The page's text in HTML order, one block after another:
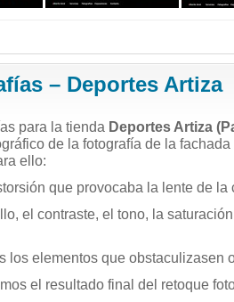
– Deportes Artiza
para la tienda Deportes Artiza
de la fotografía de la
ello:
que provocaba la lente de la
el contraste, el tono, la
los elementos que obstaculizasen
el resultado final del retoque